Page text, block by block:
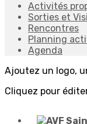
Activités
Sorties et
Rencontres
Planning
Agenda
Ajoutez un logo,
Cliquez pour